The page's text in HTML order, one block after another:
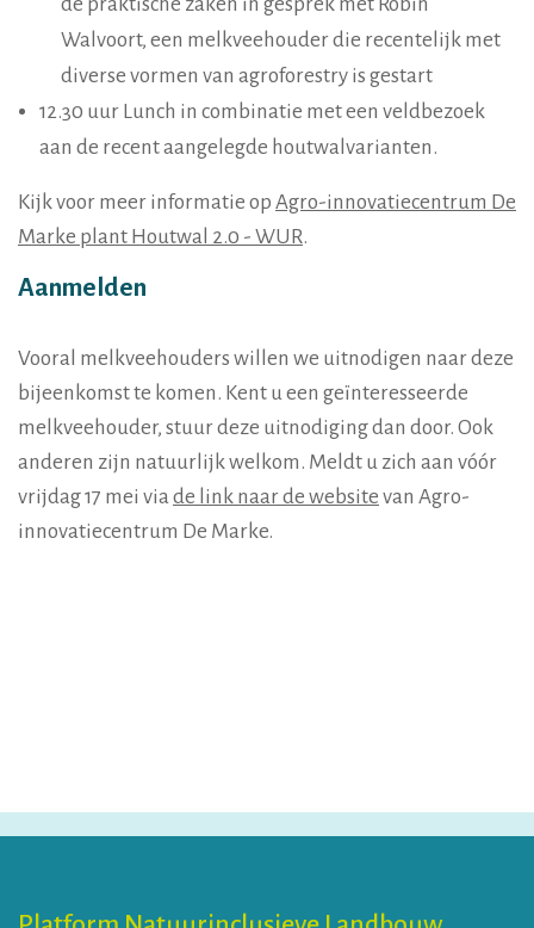
Walvoort, een melkveehouder die recentelijk met
diverse vormen van agroforestry is gestart
12.30 uur Lunch in combinatie met een veldbezoek
aan de recent aangelegde houtwalvarianten.
Kijk voor meer informatie op Agro-innovatiecentrum De
Marke plant Houtwal 2.0 - WUR.
Aanmelden
Vooral melkveehouders willen we uitnodigen naar deze
bijeenkomst te komen. Kent u een geïnteresseerde
melkveehouder, stuur deze uitnodiging dan door. Ook
anderen zijn natuurlijk welkom. Meldt u zich aan vóór
vrijdag 17 mei viade link naar de website van Agro-
innovatiecentrum De Marke.